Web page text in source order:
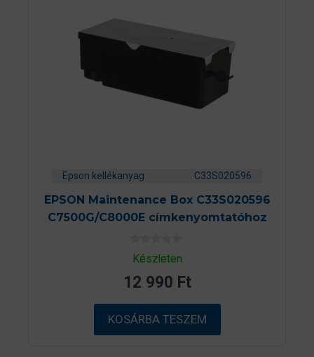
Epson kellékanyag C33S020596
EPSON Maintenance Box C33S020596
C7500G/C8000E címkenyomtatóhoz
0
a
5
b
ő
l
Készleten
12 990 Ft
KOSÁRBA TESZEM